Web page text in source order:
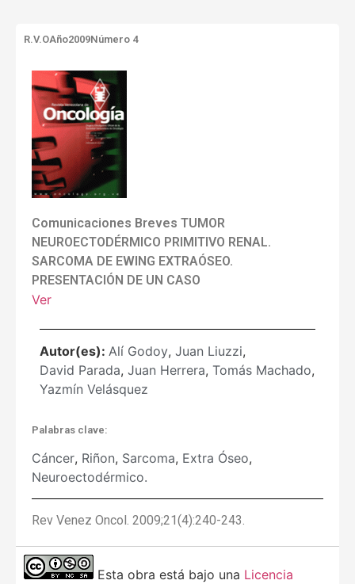
R.V.OAño2009Número 4
Comunicaciones Breves TUMOR
NEUROECTODÉRMICO PRIMITIVO RENAL.
SARCOMA DE EWING EXTRAÓSEO.
PRESENTACIÓN DE UN CASO
Ver
Autor(es): Alí Godoy, Juan Liuzzi,
David Parada, Juan Herrera, Tomás Machado,
Yazmín Velásquez
Palabras clave:
Cáncer, Riñon, Sarcoma, Extra Óseo,
Neuroectodérmico.
Rev Venez Oncol. 2009;21(4):240-243.
Esta obra está bajo una Licencia